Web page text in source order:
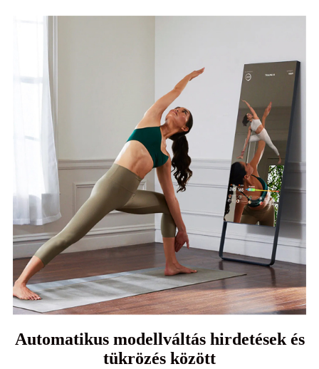
Automatikus modellváltás hirdetések és
tükrözés között